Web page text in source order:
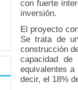
con fuerte
inversión.
El proyecto
Se trata de
construcción
capacidad
equivalentes
decir, el 18%